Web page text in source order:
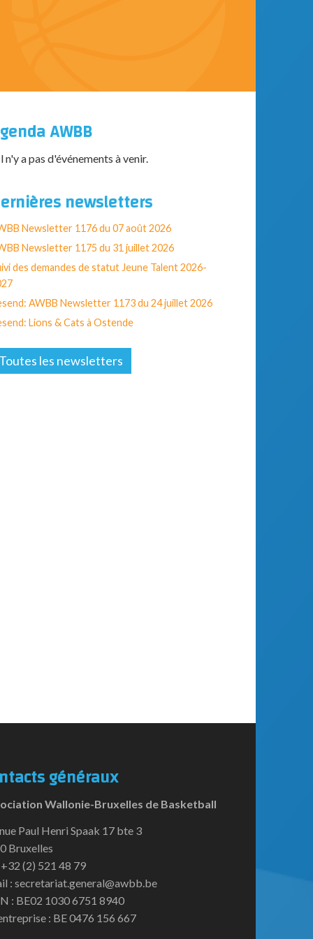
AWBB
n'y a pas d'événements à venir.
newsletters
Newsletter 1176 du 07 août 2026
Newsletter 1175 du 31 juillet 2026
des demandes de statut Jeune Talent 2026-
AWBB Newsletter 1173 du 24 juillet 2026
Lions & Cats à Ostende
les newsletters
généraux
Wallonie-Bruxelles de Basketball
Paul Henri Spaak 17 bte 3
Bruxelles
(2) 521 48 79
: secretariat.general@awbb.be
: BE02 1030 6751 8940
: BE 0476 156 667